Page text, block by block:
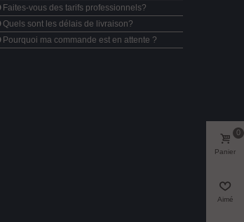
Faites-vous des tarifs professionnels?
Quels sont les délais de livraison?
Pourquoi ma commande est en attente ?
Panier
0
Aimé